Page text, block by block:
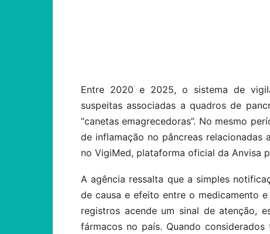
Entre 2020 e 2025, o sistema de
suspeitas associadas a quadros de
“canetas emagrecedoras”. No mesmo
de inflamação no pâncreas relacionadas
no VigiMed, plataforma oficial da Anvisa
A agência ressalta que a simples
de causa e efeito entre o medicamento
registros acende um sinal de atenção,
fármacos no país. Quando